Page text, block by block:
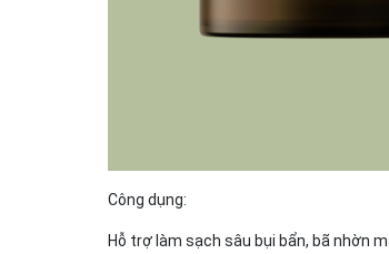
Công dụng:
Hỗ trợ làm sạch sâu bụi bẩn, bã nhờn